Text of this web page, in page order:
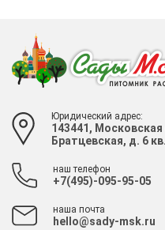
Юридический адрес:
143441,
Братцевская, д. 6
наш телефон
+7(495)-095-95-05
наша почта
hello@sady-msk.ru